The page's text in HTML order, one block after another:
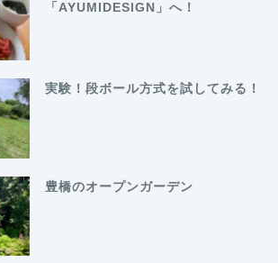
「AYUMIDESIGN」へ！
実験！段ボール方式を試してみる！
豊橋のオープンガーデン